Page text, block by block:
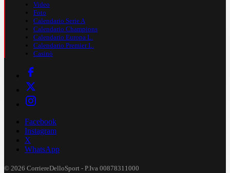
Video
Foto
Calendario Serie A
Calendario Champions
Calendario Europa L.
Calendario Premier L.
Casinò
Facebook
Instagram
X
WhatsApp
© 2026 CorriereDelloSport - P.Iva 00878311000